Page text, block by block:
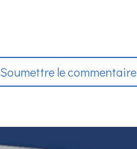
Soumettre le commentaire